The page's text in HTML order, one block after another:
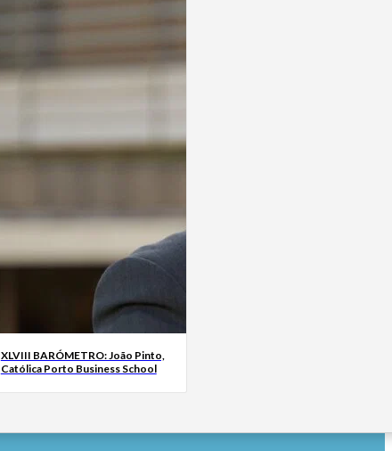
XLVIII BARÓMETRO: João Pinto,
Católica Porto Business School